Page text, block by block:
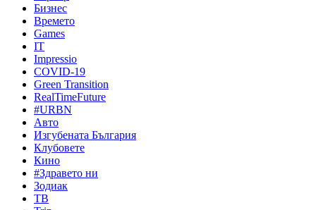
Бизнес
Времето
Games
IT
Impressio
COVID-19
Green Transition
RealTimeFuture
#URBN
Авто
Изгубената България
Клубовете
Кино
#Здравето ни
Зодиак
ТВ